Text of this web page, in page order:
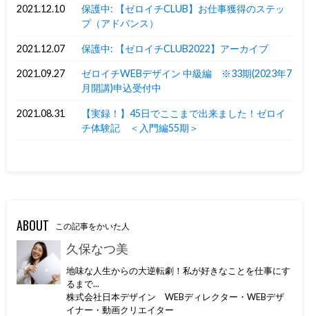
2021.12.10
保護中: 【ゼロイチCLUB】お仕事獲得のステッ
プ（アドバンス）
2021.12.07 保護中: 【ゼロイチCLUB2022】アーカイブ
2021.09.27
ゼロイチWEBデザイン 中級編 ※33期(2023年7
月開講)申込受付中
2021.08.31
【実録！】45日でここまで出来ました！ゼロイ
チ体験記 ＜入門編55期＞
ABOUT この記事をかいた人
久保なつ美
地味な人生からの大逆転劇！私が好きなことを仕事にす
るまで...
株式会社日本デザイン WEBディレクター・WEBデザ
イナー・動画クリエイター